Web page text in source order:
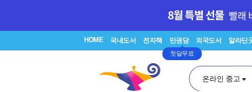
HOME 국내도서 전자책 만권당
첫달무료
외국도서 알라딘
온라인 중고